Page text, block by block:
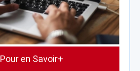
Pour en Savoir+